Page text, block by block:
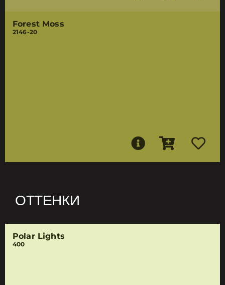
Forest Moss
2146-20
ОТТЕНКИ
Polar Lights
400